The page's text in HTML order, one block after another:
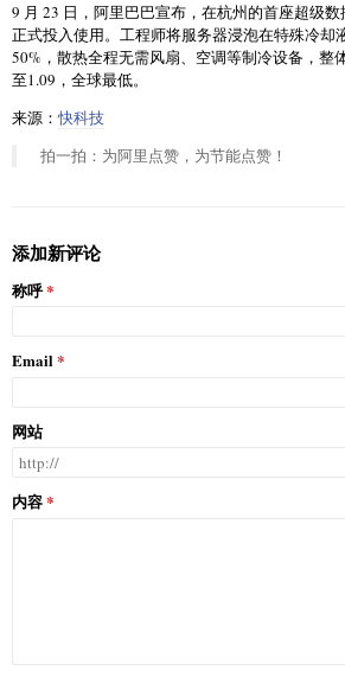
9 月 23 日，阿里巴巴宣布，在杭州的首座超级
正式投入使用。工程师将服务器浸泡在特殊冷却
50%，散热全程无需风扇、空调等制冷设备，整
至1.09，全球最低。
来源：快科技
拍一拍：为阿里点赞，为节能点赞！
添加新评论
称呼
Email
网站
内容